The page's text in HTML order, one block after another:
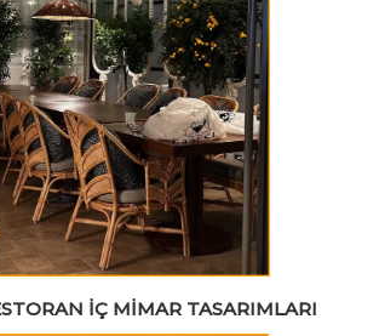
İÇ MIMAR TASARIMLARI